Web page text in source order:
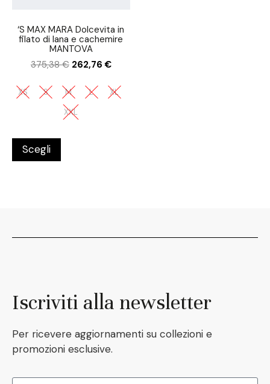
‘S MAX MARA Dolcevita in
filato di lana e cachemire
MANTOVA
375,38€ 262,76€
XS S M L
XL
XXL
Scegli
Iscriviti alla newsletter
Per ricevere aggiornamenti su collezioni e
promozioni esclusive.